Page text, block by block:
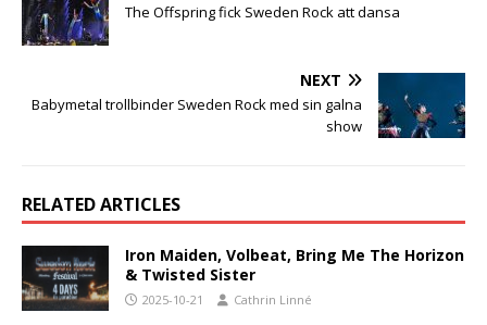
The Offspring fick Sweden Rock att dansa
NEXT
Babymetal trollbinder Sweden Rock med sin galna
show
RELATED ARTICLES
Iron Maiden, Volbeat, Bring Me The Horizon
& Twisted Sister
2025-10-21 Cathrin Linné